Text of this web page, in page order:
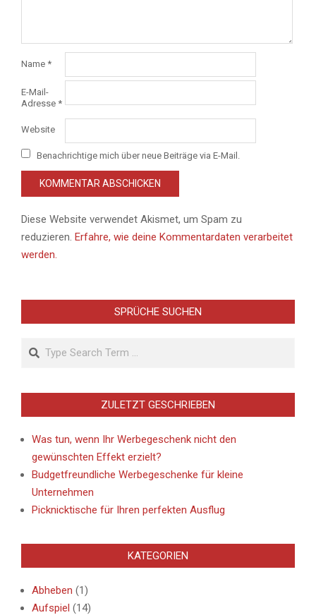
Name *
E-Mail-
Adresse *
Website
Benachrichtige mich über neue Beiträge via E-Mail.
Diese Website verwendet Akismet, um Spam zu
reduzieren. Erfahre, wie deine Kommentardaten verarbeitet
werden.
SPRÜCHE SUCHEN
Search
ZULETZT GESCHRIEBEN
Was tun, wenn Ihr Werbegeschenk nicht den
gewünschten Effekt erzielt?
Budgetfreundliche Werbegeschenke für kleine
Unternehmen
Picknicktische für Ihren perfekten Ausflug
KATEGORIEN
Abheben (1)
Aufspiel (14)